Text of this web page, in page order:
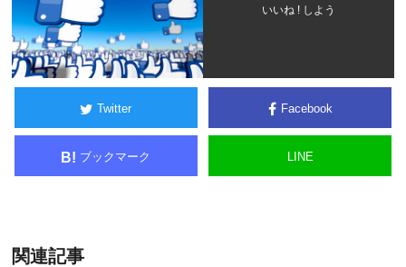
いいね ! しよう
Twitter Facebook
B! ブックマーク LINE
関連記事